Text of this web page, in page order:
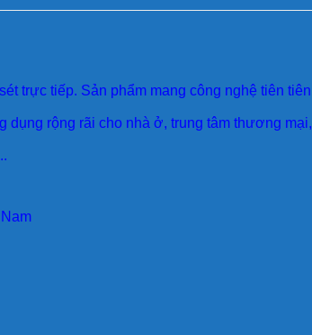
trực tiếp. Sản phẩm mang công nghệ tiên tiên
dụng rộng rãi cho nhà ở, trung tâm thương mại,